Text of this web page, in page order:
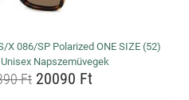
X 086/SP Polarized ONE SIZE (52)
Napszemüvegek
Ft20090 Ft